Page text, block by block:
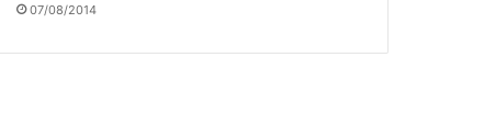
07/08/2014